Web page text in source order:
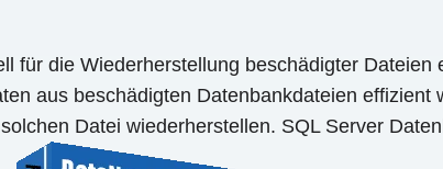
für die Wiederherstellung beschädigter Dateien
aus beschädigten Datenbankdateien effizient
Datei wiederherstellen. SQL Server